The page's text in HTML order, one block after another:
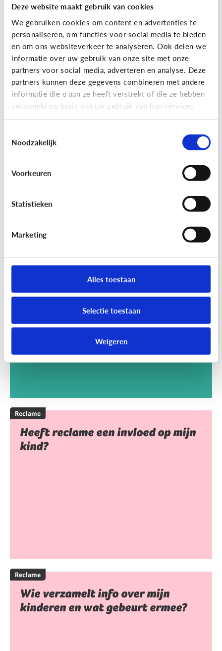
Deze website maakt gebruik van cookies
We gebruiken cookies om content en advertenties te
personaliseren, om functies voor social media te bieden
en om ons websiteverkeer te analyseren. Ook delen we
informatie over uw gebruik van onze site met onze
partners voor social media, adverteren en analyse. Deze
partners kunnen deze gegevens combineren met andere
informatie die u aan ze heeft verstrekt of die ze hebben
verzameld op basis van uw gebruik van hun services.
Noodzakelijk
Voorkeuren
Statistieken
Marketing
Alles toestaan
Selectie toestaan
Weigeren
Reclame
[Game] Game jezelf reclamewijs
reclamegames speelt?
Reclame
Heeft reclame een invloed op mijn
kind?
Reclame
Wie verzamelt info over mijn
kinderen en wat gebeurt ermee?